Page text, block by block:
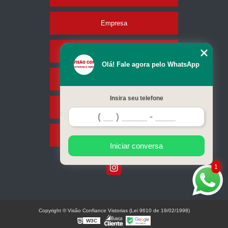
Empresa
Contato
Mapa do site
1
Olá! Fale agora pelo WhatsApp
Insira seu telefone
Iniciar conversa
Copyright © Visão Confiance Vistorias (Lei 9610 de 19/02/1998)
W3C